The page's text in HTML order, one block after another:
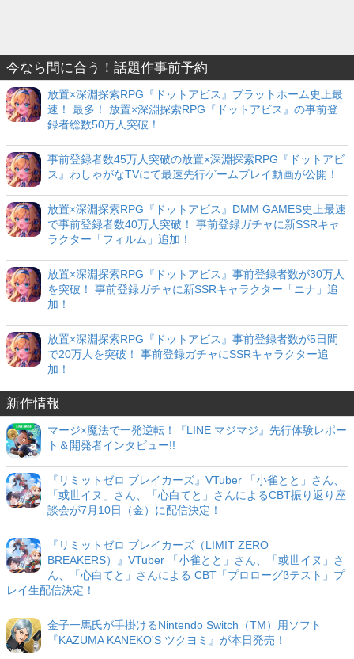
今なら間に合う！話題作事前予約
放置×深淵探索RPG『ドットアビス』プラットホーム史上最
速！ 最多！ 放置×深淵探索RPG『ドットアビス』の事前登
録者総数50万人突破！
事前登録者数45万人突破の放置×深淵探索RPG『ドットアビ
ス』わしゃがなTVにて最速先行ゲームプレイ動画が公開！
放置×深淵探索RPG『ドットアビス』DMM GAMES史上最速
で事前登録者数40万人突破！ 事前登録ガチャに新SSRキャ
ラクター「フィルム」追加！
放置×深淵探索RPG『ドットアビス』事前登録者数が30万人
を突破！ 事前登録ガチャに新SSRキャラクター「ニナ」追
加！
放置×深淵探索RPG『ドットアビス』事前登録者数が5日間
で20万人を突破！ 事前登録ガチャにSSRキャラクター追
加！
新作情報
マージ×魔法で一発逆転！『LINE マジマジ』先行体験レポー
ト＆開発者インタビュー!!
『リミットゼロ ブレイカーズ』VTuber 「小雀とと」さん、
「或世イヌ」さん、「心白てと」さんによるCBT振り返り座
談会が7月10日（金）に配信決定！
『リミットゼロ ブレイカーズ（LIMIT ZERO
BREAKERS）』VTuber 「小雀とと」さん、「或世イヌ」さ
ん、「心白てと」さんによる CBT「プロローグβテスト」プ
レイ生配信決定！
金子一馬氏が手掛けるNintendo Switch（TM）用ソフト
『KAZUMA KANEKO'S ツクヨミ』が本日発売！